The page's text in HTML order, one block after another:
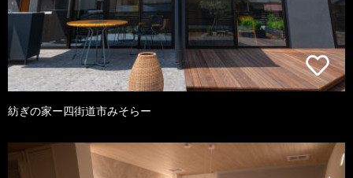
紡ぎの家ー四街道市みそらー